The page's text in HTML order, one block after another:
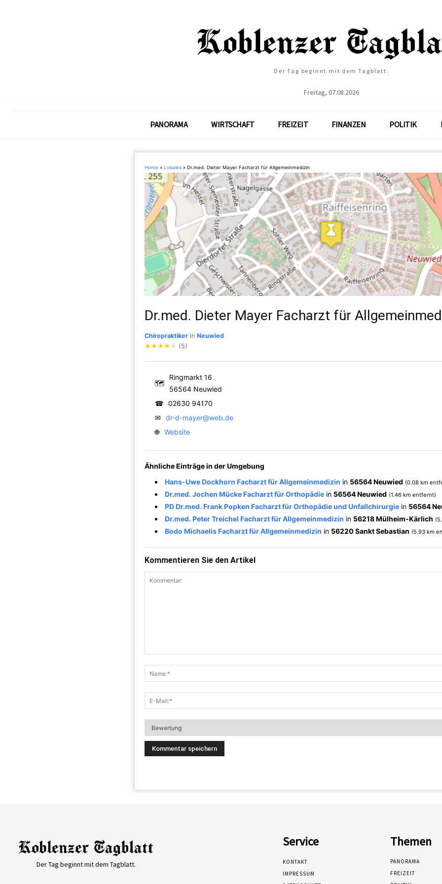
Der Tag beginnt mit dem Tagblatt.
Freitag, 07.08.2026
PANORAMA WIRTSCHAFT FREIZEIT FINANZEN POLITIK
Home » Lokales » Dr.med. Dieter Mayer Facharzt für Allgemeinmedizin
Dr.med. Dieter Mayer Facharzt für
Chiropraktiker in Neuwied
★★★★ ☆ (5)
🗺
Ringmarkt 16
56564 Neuwied
☎ 02630 94170
✉
dr-d-mayer@web.de
🌐 Website
Ähnliche Einträge in der Umgebung
Hans-Uwe Dockhorn Facharzt für Allgemeinmedizin in 56564 Neuwied (0.08 km
Dr.med. Jochen Mücke Facharzt für Orthopädie in 56564 Neuwied (1.46 km entfernt)
PD Dr.med. Frank Popken Facharzt für Orthopädie und Unfallchirurgie in 56564
Dr.med. Peter Treichel Facharzt für Allgemeinmedizin in 56218 Mülheim-Kärlich
Bodo Michaelis Facharzt für Allgemeinmedizin in 56220 Sankt Sebastian (5.93 km
Kommentieren Sie den Artikel
Der Tag beginnt mit dem Tagblatt.
Service
KONTAKT
IMPRESSUM
Themen
PANORAMA
FREIZEIT